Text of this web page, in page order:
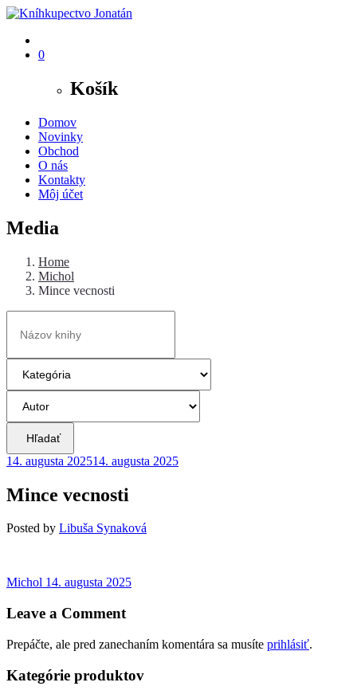
0
Košík
Domov
Novinky
Obchod
O nás
Kontakty
Môj účet
Media
Home
Michol
Mince vecnosti
Hľadať
14. augusta 202514. augusta 2025
Mince vecnosti
Posted by Libuša Synaková
Navigácia
v
Michol Previous
14. augusta 2025
Leave a Comment
Prepáčte, ale pred zanechaním komentára sa musíte prihlásiť.
Kategórie produktov